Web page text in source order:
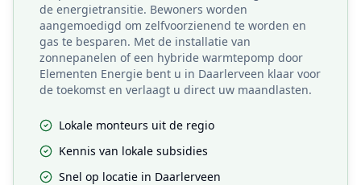
de energietransitie. Bewoners worden
aangemoedigd om zelfvoorzienend te worden en
gas te besparen. Met de installatie van
zonnepanelen of een hybride warmtepomp door
Elementen Energie bent u in Daarlerveen klaar voor
de toekomst en verlaagt u direct uw maandlasten.
Lokale monteurs uit de regio
Kennis van lokale subsidies
Snel op locatie in Daarlerveen